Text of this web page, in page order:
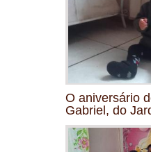
O aniversário
Gabriel, do